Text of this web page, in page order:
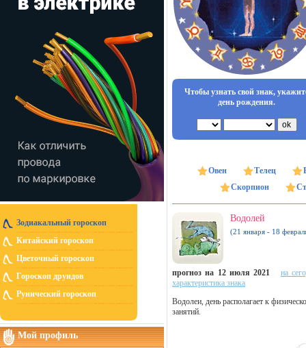
Зодиакальный гороскоп
Китайский гороскоп
Цветочный гороскоп
Гороскоп друидов
Рунический гороскоп
Мой профиль
Чтобы узнать свой знак,
день рождения.
Овен Телец
Скорпион
Водолей
(21 января - 18
прогноз на 12 июля 2021
на
характеристика знака
Водолеи, день располагает к
занятий.